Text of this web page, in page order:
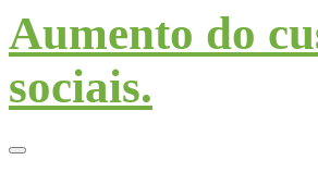
Aumento do
sociais.